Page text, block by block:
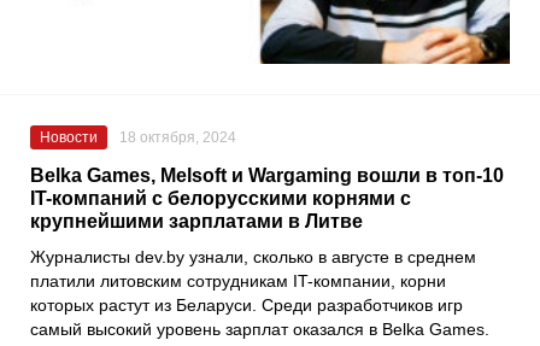
Новости 18 октября, 2024
Belka Games, Melsoft и Wargaming вошли в топ-10
IT-компаний с белорусскими корнями с
крупнейшими зарплатами в Литве
Журналисты dev.by узнали, сколько в августе в среднем
платили литовским сотрудникам IT-компании, корни
которых растут из Беларуси. Среди разработчиков игр
самый высокий уровень зарплат оказался в Belka Games.